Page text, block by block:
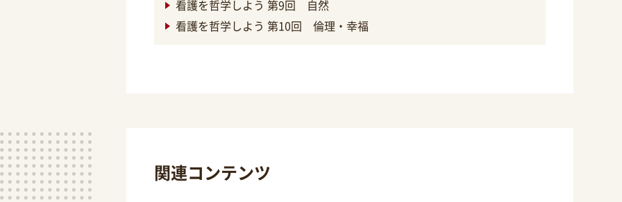
看護を哲学しよう 第9回 自然
看護を哲学しよう 第10回 倫理・幸福
関連コンテンツ